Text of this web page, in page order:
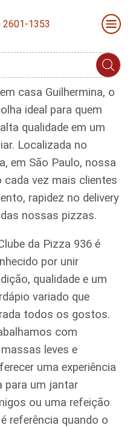
2601-1353
casa Guilhermina, o
ideal para quem
qualidade em um
Localizada no
em São Paulo, nossa
vez mais clientes
rapidez no delivery
nossas pizzas.
da Pizza 936 é
por unir
qualidade e um
variado que
todos os gostos.
com
leves e
uma experiência
para um jantar
ou uma refeição
referência quando o